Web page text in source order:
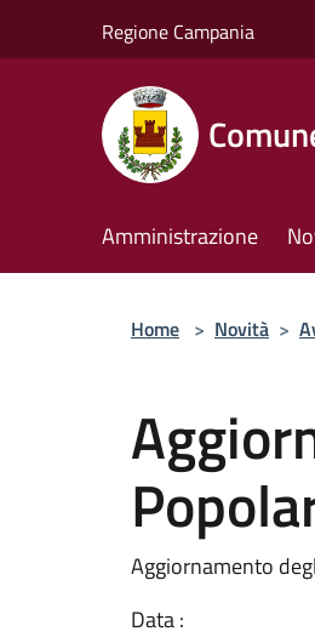
Regione Campania
Amministrazione
Home > Novità >
Aggiornamento
Data :